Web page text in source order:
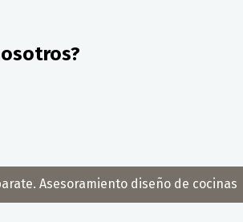
Asesoramiento diseño de cocinas